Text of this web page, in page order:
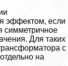
эффектом, если
симметричное
Для таких
с
на